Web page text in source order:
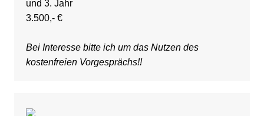
und 3. Jahr
3.500,- €
Bei Interesse bitte ich um das Nutzen des
kostenfreien Vorgesprächs!!